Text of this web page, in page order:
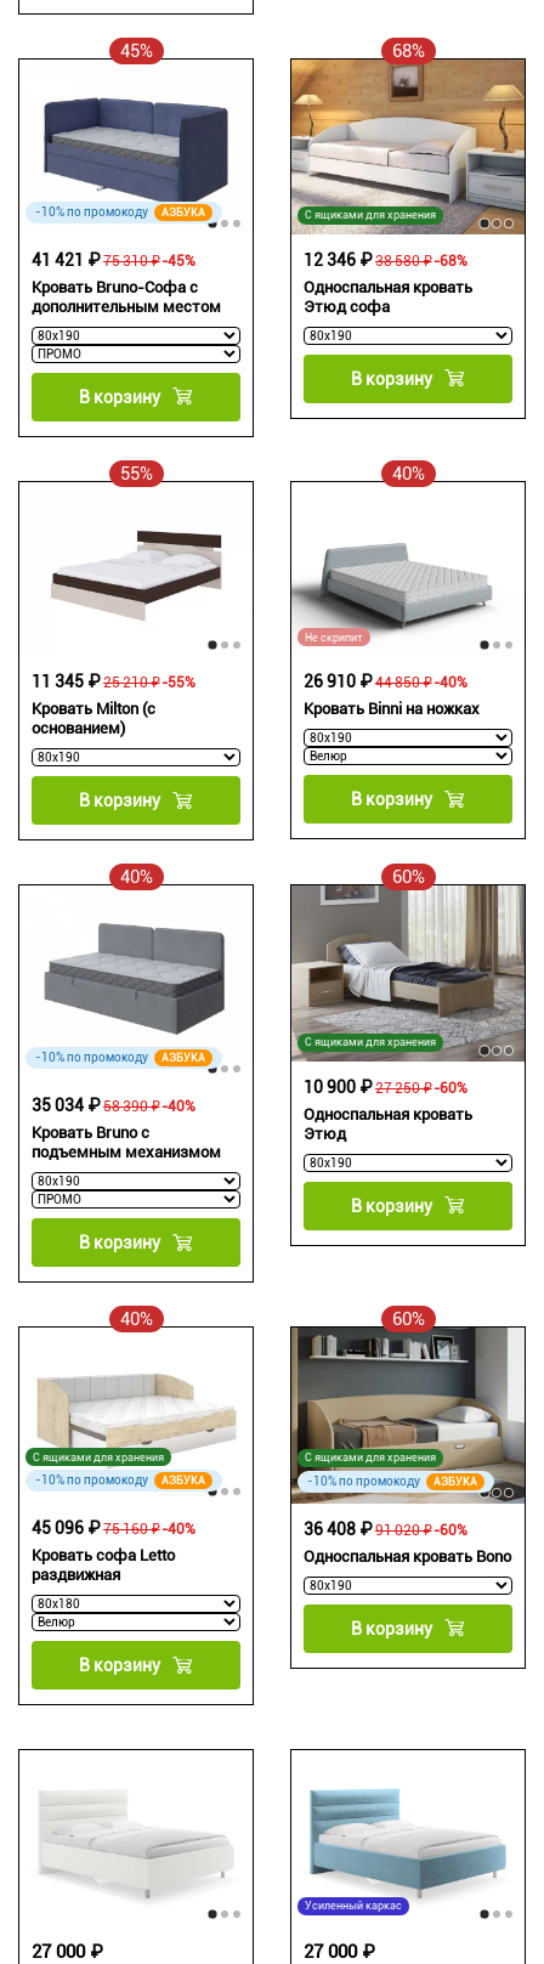
45%
-10% по промокоду АЗБУКА
Кровать Bruno-Софа с
дополнительным местом
75 310 ₽
41 421 ₽ -45%
В корзину
68%
С ящиками для хранения
Односпальная кровать
Этюд софа
38 580 ₽
12 346 ₽ -68%
В корзину
55%
Кровать Milton (с
основанием)
25 210 ₽
11 345 ₽ -55%
В корзину
40%
Не скрипит
Кровать Binni на ножках
44 850 ₽
26 910 ₽ -40%
В корзину
40%
-10% по промокоду АЗБУКА
Кровать Bruno с
подъемным механизмом
58 390 ₽
35 034 ₽ -40%
В корзину
60%
С ящиками для хранения
Односпальная кровать
Этюд
27 250 ₽
10 900 ₽ -60%
В корзину
40%
С ящиками для хранения
-10% по промокоду АЗБУКА
Кровать софа Letto
раздвижная
75 160 ₽
45 096 ₽ -40%
В корзину
60%
С ящиками для хранения
-10% по промокоду АЗБУКА
Односпальная кровать Bono
91 020 ₽
36 408 ₽ -60%
В корзину
27 000 ₽
Усиленный каркас
27 000 ₽